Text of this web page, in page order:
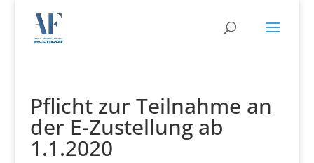
Pflicht zur Teilnahme an
der E-Zustellung ab
1.1.2020